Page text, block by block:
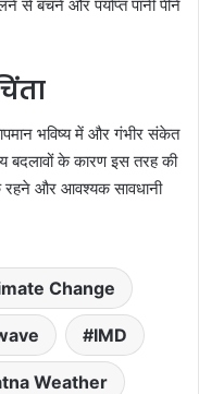
से बचने और पर्याप्त पानी पीने
भविष्य में और गंभीर संकेत
बदलावों के कारण इस तरह की
रहने और आवश्यक सावधानी
Change
IMD
Weather